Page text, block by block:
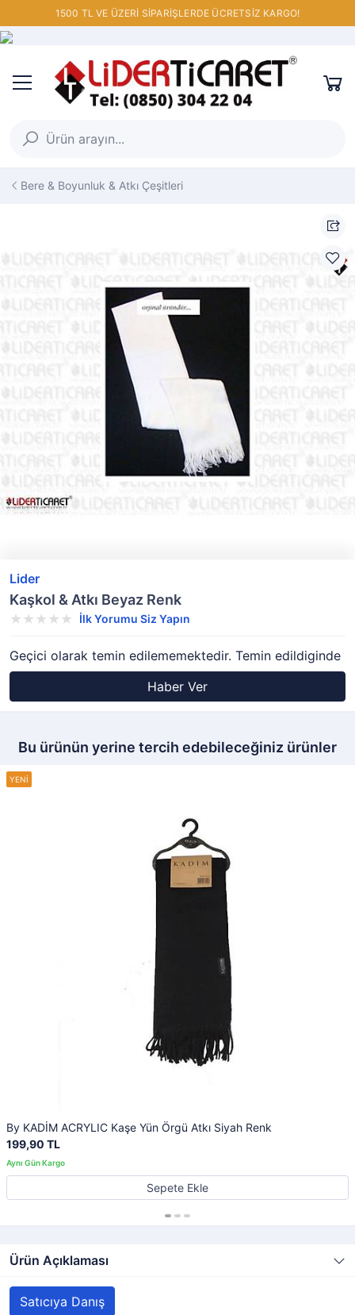
1500 TL VE ÜZERİ SİPARİŞLERDE ÜCRETSİZ KARGO!
Bere & Boyunluk & Atkı Çeşitleri
Lider
Kaşkol & Atkı Beyaz Renk
İlk Yorumu Siz Yapın
Geçici olarak temin edilememektedir. Temin edildiginde
Haber Ver
Bu ürünün yerine tercih edebileceğiniz ürünler
By KADİM ACRYLIC Kaşe Yün Örgü Atkı Siyah Renk
199,90 TL
Sepete Ekle
Ürün Açıklaması
Satıcıya Danış